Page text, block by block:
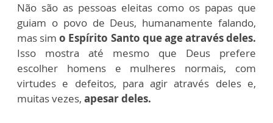
Não são as pessoas eleitas como os papas que
guiam o povo de Deus, humanamente falando,
mas simo Espírito Santo que age através deles.
Isso mostra até mesmo que Deus prefere
escolher homens e mulheres normais, com
virtudes e defeitos, para agir através deles e,
muitas vezes, apesar deles.